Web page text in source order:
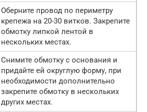
Оберните провод по периметру
крепежа на 20-30 витков. Закрепите
обмотку липкой лентой в
нескольких местах.
Снимите обмотку с основания и
придайте ей округлую форму, при
необходимости дополнительно
закрепите обмотку в нескольких
других местах.